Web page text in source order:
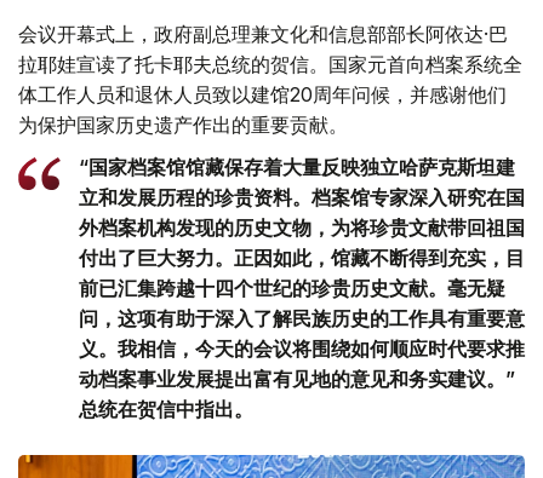
会议开幕式上，政府副总理兼文化和信息部部长阿依达·巴
拉耶娃宣读了托卡耶夫总统的贺信。国家元首向档案系统全
体工作人员和退休人员致以建馆20周年问候，并感谢他们
为保护国家历史遗产作出的重要贡献。
“国家档案馆馆藏保存着大量反映独立哈萨克斯坦建
立和发展历程的珍贵资料。档案馆专家深入研究在国
外档案机构发现的历史文物，为将珍贵文献带回祖国
付出了巨大努力。正因如此，馆藏不断得到充实，目
前已汇集跨越十四个世纪的珍贵历史文献。毫无疑
问，这项有助于深入了解民族历史的工作具有重要意
义。我相信，今天的会议将围绕如何顺应时代要求推
动档案事业发展提出富有见地的意见和务实建议。”
总统在贺信中指出。